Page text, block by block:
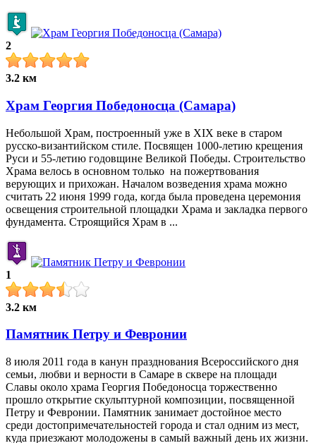
2
3.2 км
Храм Георгия Победоносца (Самара)
Небольшой Храм, построенный уже в XIX веке в старом
русско-византийском стиле. Посвящен 1000-летию крещения
Руси и 55-летию годовщине Великой Победы. Строительство
Храма велось в основном только на пожертвования
верующих и прихожан. Началом возведения храма можно
считать 22 июня 1999 года, когда была проведена церемония
освещения строительной площадки Храма и закладка первого
фундамента. Строящийся Храм в ...
1
3.2 км
Памятник Петру и Февронии
8 июля 2011 года в канун празднования Всероссийского дня
семьи, любви и верности в Самаре в сквере на площади
Славы около храма Георгия Победоносца торжественно
прошло открытие скульптурной композиции, посвященной
Петру и Февронии. Памятник занимает достойное место
среди достопримечательностей города и стал одним из мест,
куда приезжают молодожены в самый важный день их жизни.